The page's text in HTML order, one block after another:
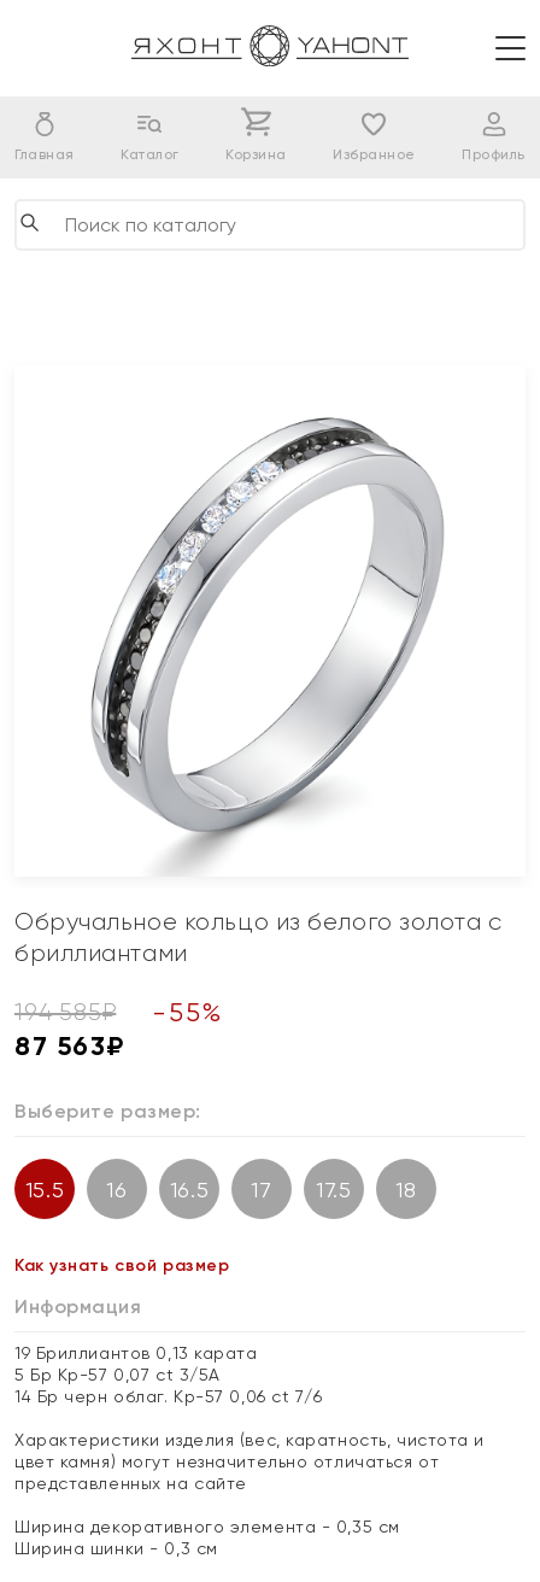
Главная Каталог Корзина Избранное Профиль
Обручальное кольцо из белого золота с
бриллиантами
194 585₽ - 55%
87 563₽
Выберите размер:
15.5 16 16.5 17 17.5 18
Как узнать свой размер
Информация
19 Бриллиантов 0,13 карата
5 Бр Кр-57 0,07 ct 3/5А
14 Бр черн облаг. Кр-57 0,06 ct 7/6
Характеристики изделия (вес, каратность, чистота и
цвет камня) могут незначительно отличаться от
представленных на сайте
Ширина декоративного элемента - 0,35 см
Ширина шинки - 0,3 см